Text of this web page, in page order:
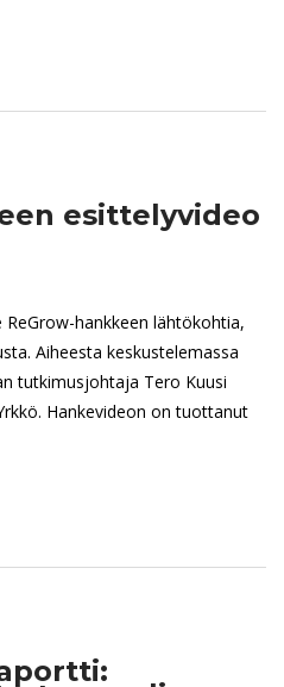
esittelyvideo
hankkeen lähtökohtia,
Aiheesta keskustelemassa
tutkimusjohtaja Tero Kuusi
Hankevideon on tuottanut